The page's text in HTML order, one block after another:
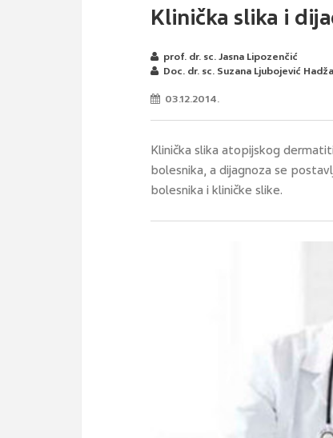
Klinička slika i
prof. dr. sc. Jasna Lipozenčić
Doc. dr. sc. Suzana Ljubojević
03.12.2014.
Klinička slika atopijskog
bolesnika, a dijagnoza se
bolesnika i kliničke slike.